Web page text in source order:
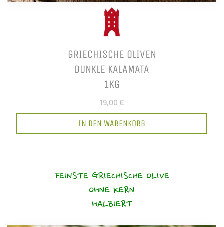
GRIECHISCHE OLIVEN
DUNKLE KALAMATA
1KG
19,00 €
IN DEN WARENKORB
FEINSTE GRIECHISCHE OLIVE
OHNE KERN
HALBIERT